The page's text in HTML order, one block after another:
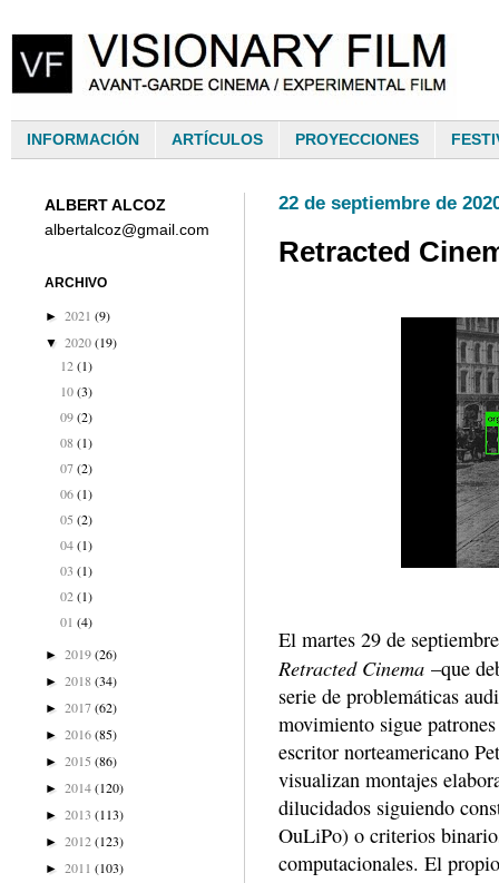
INFORMACIÓN ARTÍCULOS PROYECCIONES
22 de septiembre de
Retracted
El martes 29 de
Retracted Cinema –que
serie de problemáticas
movimiento sigue
escritor norteamericano
visualizan montajes
dilucidados siguiendo
OuLiPo) o criterios
computacionales. El
ALBERT ALCOZ
albertalcoz@gmail.com
ARCHIVO
► 2021 (9)
▼ 2020(19)
12 (1)
10 (3)
09 (2)
08 (1)
07 (2)
06 (1)
05 (2)
04 (1)
03 (1)
02 (1)
01 (4)
► 2019(26)
► 2018(34)
► 2017(62)
► 2016(85)
► 2015 (86)
► 2014(120)
► 2013 (113)
► 2012(123)
► 2011 (103)